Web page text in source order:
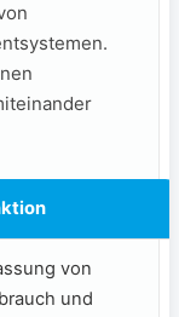
von
und